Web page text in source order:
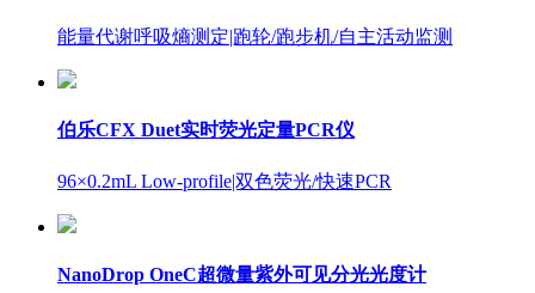
能量代谢呼吸熵测定|跑轮/跑步机/自主活动监测
伯乐CFX Duet实时荧光定量PCR仪
96×0.2mL Low-profile|双色荧光/快速PCR
NanoDrop OneC超微量紫外可见分光光度计